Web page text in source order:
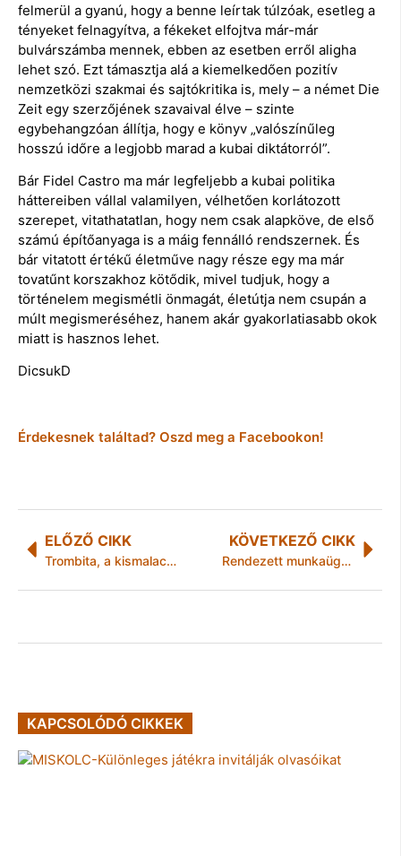
felmerül a gyanú, hogy a benne leírtak túlzóak, esetleg a
tényeket felnagyítva, a fékeket elfojtva már-már
bulvárszámba mennek, ebben az esetben erről aligha
lehet szó. Ezt támasztja alá a kiemelkedően pozitív
nemzetközi szakmai és sajtókritika is, mely – a német Die
Zeit egy szerzőjének szavaival élve – szinte
egybehangzóan állítja, hogy e könyv „valószínűleg
hosszú időre a legjobb marad a kubai diktátorról”.
Bár Fidel Castro ma már legfeljebb a kubai politika
háttereiben vállal valamilyen, vélhetően korlátozott
szerepet, vitathatatlan, hogy nem csak alapköve, de első
számú építőanyaga is a máig fennálló rendszernek. És
bár vitatott értékű életműve nagy része egy ma már
tovatűnt korszakhoz kötődik, mivel tudjuk, hogy a
történelem megismétli önmagát, életútja nem csupán a
múlt megismeréséhez, hanem akár gyakorlatiasabb okok
miatt is hasznos lehet.
DicsukD
Érdekesnek találtad? Oszd meg a Facebookon!
ELŐZŐ CIKK
Trombita, a kismalac, újra várja a gyerekeket
KÖVETKEZŐ CIKK
Rendezett munkaügyi kapcsolatok függvénye lesz az állami támogatás: nem tudja a jobb kéz, mit csinál a bal?
KAPCSOLÓDÓ CIKKEK